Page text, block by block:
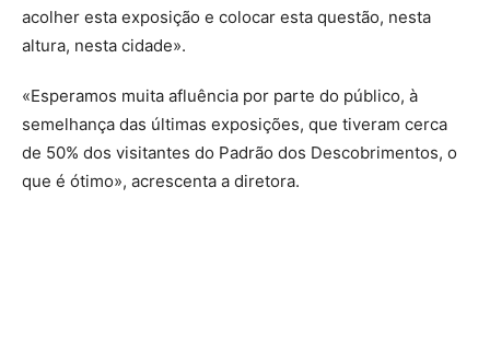
acolher esta exposição e colocar esta questão, nesta
altura, nesta cidade».
«Esperamos muita afluência por parte do público, à
semelhança das últimas exposições, que tiveram cerca
de 50% dos visitantes do Padrão dos Descobrimentos, o
que é ótimo», acrescenta a diretora.